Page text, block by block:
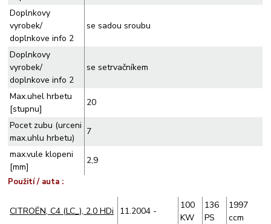
Doplnkovy
vyrobek/
doplnkove info 2
se sadou sroubu
Doplnkovy
vyrobek/
doplnkove info 2
se setrvačníkem
Max.uhel hrbetu
[stupnu]
20
Pocet zubu (urceni
max.uhlu hrbetu)
7
max.vule klopeni
[mm]
2,9
Použití / auta :
CITROËN, C4 (LC_), 2.0 HDi 11.2004 -
100
KW
136
PS
1997
ccm